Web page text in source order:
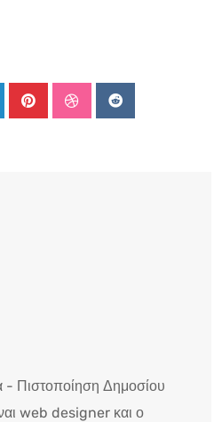
PinterestStumbleUpon
Reddit
- Πιστοποίηση Δημοσίου
web designer και ο